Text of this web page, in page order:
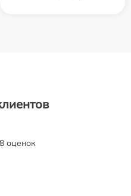
оценок